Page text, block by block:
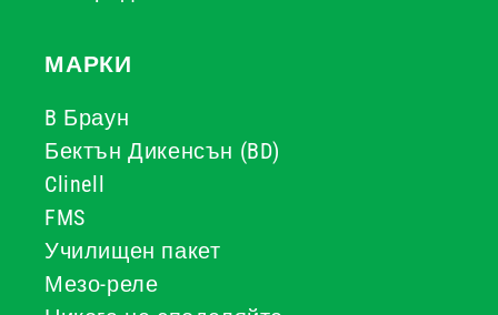
МАРКИ
B Браун
Бектън Дикенсън (BD)
Clinell
FMS
Училищен пакет
Мезо-реле